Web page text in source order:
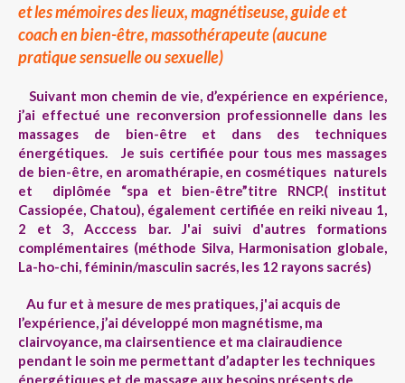
et les mémoires des lieux, magnétiseuse, guide et
coach en bien-être, massothérapeute (aucune
pratique sensuelle ou sexuelle)
Suivant mon chemin de vie, d’expérience en expérience,
j’ai effectué une reconversion professionnelle dans les
massages de bien-être et dans des techniques
énergétiques. Je suis certifiée pour tous mes massages
de bien-être, en aromathérapie, en cosmétiques naturels
et diplômée “spa et bien-être”titre RNCP.( institut
Cassiopée, Chatou), également certifiée en reiki niveau 1,
2 et 3, Acccess bar. J'ai suivi d'autres formations
complémentaires (méthode Silva, Harmonisation globale,
La-ho-chi, féminin/masculin sacrés, les 12 rayons sacrés)
Au fur et à mesure de mes pratiques, j'ai acquis de
l’expérience, j’ai développé mon magnétisme, ma
clairvoyance, ma clairsentience et ma clairaudience
pendant le soin me permettant d’adapter les techniques
énergétiques et de massage aux besoins présents de